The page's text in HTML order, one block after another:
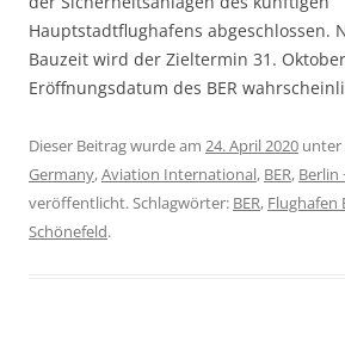
Hauptstadtflughafens abgeschlossen.
Bauzeit wird der Zieltermin 31.
Eröffnungsdatum des BER
Dieser Beitrag wurde am 24. April 2020 unter
Germany,Aviation International, BER, Berlin
veröffentlicht. Schlagwörter: BER, Flughafen
Schönefeld.